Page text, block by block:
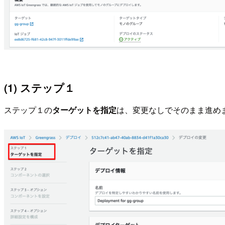
(1) ステップ１
ステップ１のターゲットを指定は、変更なしでそのまま進め